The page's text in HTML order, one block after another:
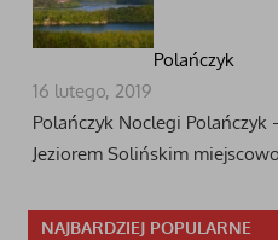
Polańczyk
16 lutego, 2019
Polańczyk Noclegi
Jeziorem Solińskim
NAJBARDZIEJ POPULARNE